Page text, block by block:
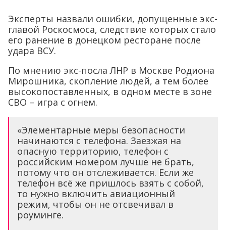
Эксперты назвали ошибки, допущенные экс-
главой Роскосмоса, следствие которых стало
его ранение в донецком ресторане после
удара ВСУ.
По мнению экс-посла ЛНР в Москве Родиона
Мирошника, скопление людей, а тем более
высокопоставленных, в одном месте в зоне
СВО – игра с огнем.
«Элементарные меры безопасности
начинаются с телефона. Заезжая на
опасную территорию, телефон с
российским номером лучше не брать,
потому что он отслеживается. Если же
телефон всё же пришлось взять с собой,
то нужно включить авиационный
режим, чтобы он не отсвечивал в
роуминге.